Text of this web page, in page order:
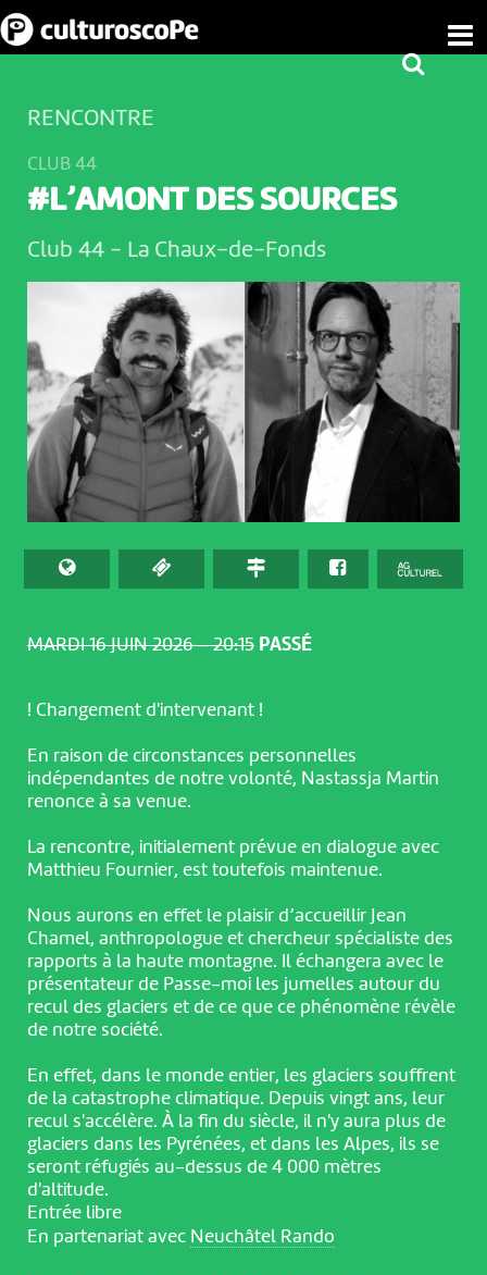
MARDI 16 JUIN 2026 – 20:15 PASSÉ
RENCONTRE
CLUB 44
#L’AMONT DES SOURCES
Club 44 - La Chaux-de-Fonds
! Changement d'intervenant !
En raison de circonstances personnelles
indépendantes de notre volonté, Nastassja Martin
renonce à sa venue.
La rencontre, initialement prévue en dialogue avec
Matthieu Fournier, est toutefois maintenue.
Nous aurons en effet le plaisir d’accueillir Jean
Chamel, anthropologue et chercheur spécialiste des
rapports à la haute montagne. Il échangera avec le
présentateur de Passe-moi les jumelles autour du
recul des glaciers et de ce que ce phénomène révèle
de notre société.
En effet, dans le monde entier, les glaciers souffrent
de la catastrophe climatique. Depuis vingt ans, leur
recul s'accélère. À la fin du siècle, il n'y aura plus de
glaciers dans les Pyrénées, et dans les Alpes, ils se
seront réfugiés au-dessus de 4 000 mètres
d'altitude.
Entrée libre
En partenariat avec Neuchâtel Rando